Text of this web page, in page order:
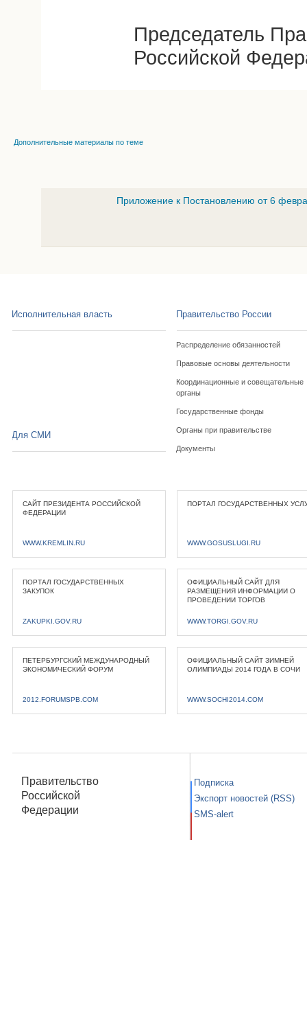
Председатель
Российской
Дополнительные материалы по теме
Приложение к Постановлению от 6
Исполнительная власть Правительство России
Распределение обязанностей
Правовые основы деятельности
Координационные и совещательные
органы
Государственные фонды
Органы при правительстве
Документы
Для СМИ
САЙТ ПРЕЗИДЕНТА РОССИЙСКОЙ
ФЕДЕРАЦИИ
WWW.KREMLIN.RU
ПОРТАЛ ГОСУДАРСТВЕННЫХ
WWW.GOSUSLUGI.RU
ПОРТАЛ ГОСУДАРСТВЕННЫХ
ЗАКУПОК
ZAKUPKI.GOV.RU
ОФИЦИАЛЬНЫЙ САЙТ ДЛЯ
РАЗМЕЩЕНИЯ ИНФОРМАЦИИ О
ПРОВЕДЕНИИ ТОРГОВ
WWW.TORGI.GOV.RU
ПЕТЕРБУРГСКИЙ МЕЖДУНАРОДНЫЙ
ЭКОНОМИЧЕСКИЙ ФОРУМ
2012.FORUMSPB.COM
ОФИЦИАЛЬНЫЙ САЙТ ЗИМНЕЙ
ОЛИМПИАДЫ 2014 ГОДА В СОЧИ
WWW.SOCHI2014.COM
Правительство
Российской
Федерации
Подписка
Экспорт новостей (RSS)
SMS-alert